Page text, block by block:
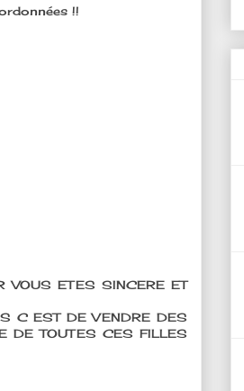
!!
VOUS ETES SINCERE ET
C EST DE VENDRE DES
DE TOUTES CES FILLES